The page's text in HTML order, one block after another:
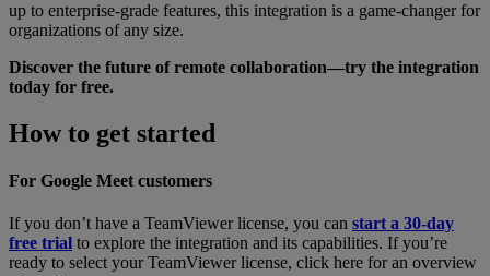
up to enterprise-grade features, this integration is a game-changer for
organizations of any size.
Discover the future of remote collaboration—try the integration
today for free.
How to get started
For Google Meet customers
If you don’t have a TeamViewer license, you can start a 30-day
free trial to explore the integration and its capabilities. If you’re
ready to select your TeamViewer license, click here for an overview